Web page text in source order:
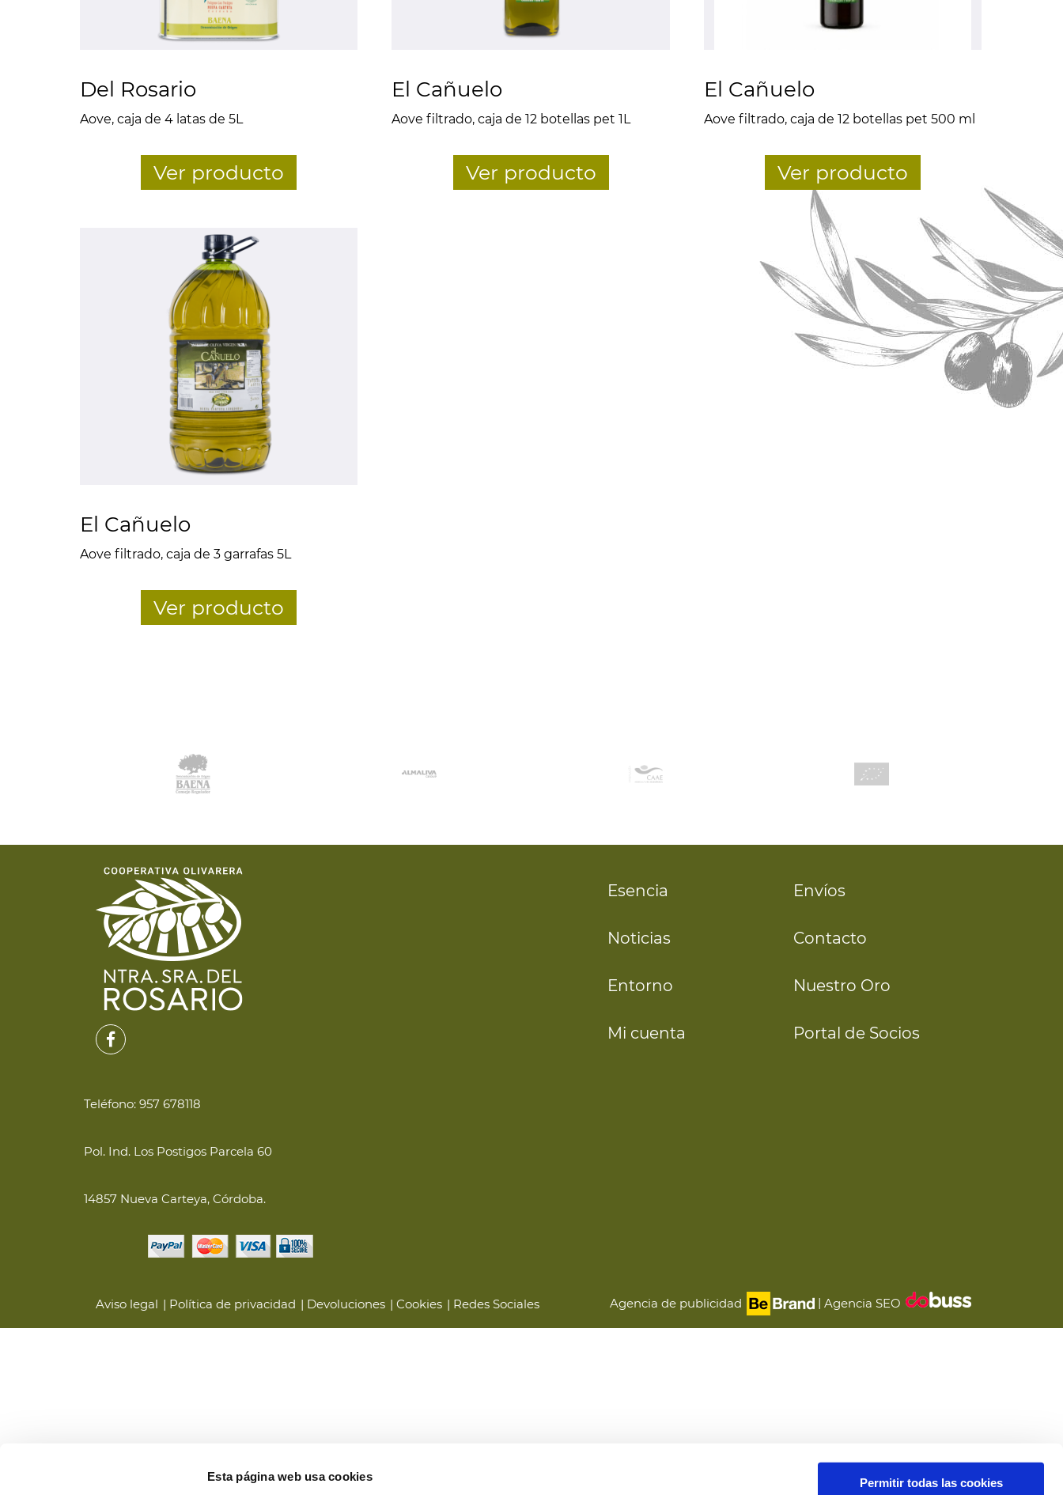
Esta página web usa cookies
Permitir todas las cookies
Del Rosario
Aove, caja de 4 latas de 5L
Ver producto
El Cañuelo
Aove filtrado, caja de 12 botellas pet 1L
Ver producto
El Cañuelo
Aove filtrado, caja de 12 botellas pet 500 ml
Ver producto
El Cañuelo
Aove filtrado, caja de 3 garrafas 5L
Ver producto
Esencia
Entorno
Mi cuenta
Envíos
Nuestro Oro
Portal de Socios
Noticias Contacto
Teléfono: 957 678118
Pol. Ind. Los Postigos Parcela 60
14857 Nueva Carteya, Córdoba.
Aviso legal Política de privacidad Devoluciones Cookies Redes Sociales Agencia de publicidad |Agencia SEO